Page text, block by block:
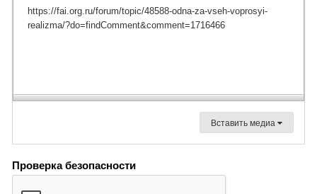
Вставить медиа
Проверка безопасности